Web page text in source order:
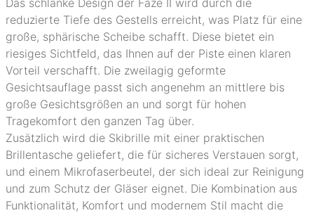
Das schlanke Design der Faze II wird durch die
reduzierte Tiefe des Gestells erreicht, was Platz für eine
große, sphärische Scheibe schafft. Diese bietet ein
riesiges Sichtfeld, das Ihnen auf der Piste einen klaren
Vorteil verschafft. Die zweilagig geformte
Gesichtsauflage passt sich angenehm an mittlere bis
große Gesichtsgrößen an und sorgt für hohen
Tragekomfort den ganzen Tag über.
Zusätzlich wird die Skibrille mit einer praktischen
Brillentasche geliefert, die für sicheres Verstauen sorgt,
und einem Mikrofaserbeutel, der sich ideal zur Reinigung
und zum Schutz der Gläser eignet. Die Kombination aus
Funktionalität, Komfort und modernem Stil macht die